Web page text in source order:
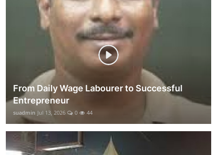
From Daily Wage Labourer to Successful
Entrepreneur
suadmin Jul 13, 2026 0 44